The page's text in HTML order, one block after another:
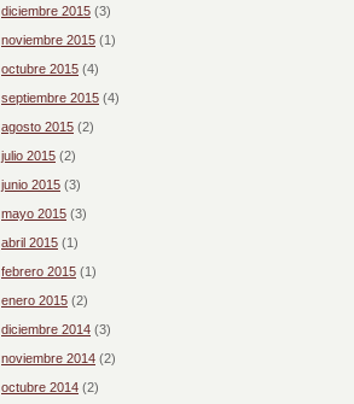
diciembre 2015 (3)
noviembre 2015 (1)
octubre 2015 (4)
septiembre 2015 (4)
agosto 2015 (2)
julio 2015 (2)
junio 2015 (3)
mayo 2015 (3)
abril 2015 (1)
febrero 2015 (1)
enero 2015 (2)
diciembre 2014 (3)
noviembre 2014 (2)
octubre 2014 (2)